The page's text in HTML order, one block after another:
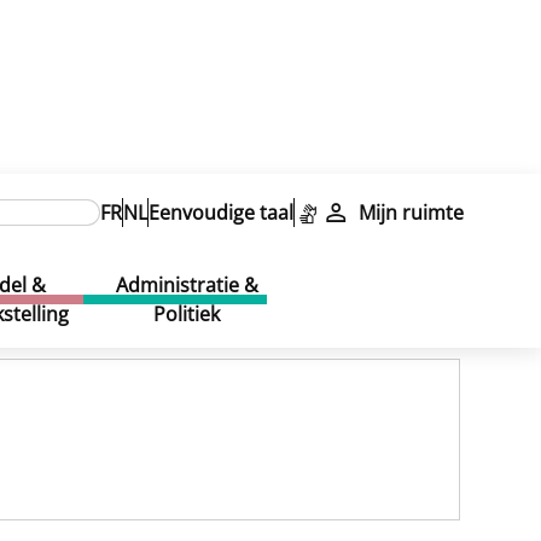
FRNLEenvoudige taal Mijn ruimte
&
Administratie &
Politiek